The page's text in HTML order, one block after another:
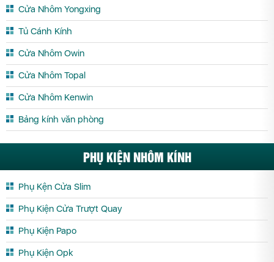
Cửa Nhôm Yongxing
Tủ Cánh Kính
Cửa Nhôm Owin
Cửa Nhôm Topal
Cửa Nhôm Kenwin
Bảng kính văn phòng
PHỤ KIỆN NHÔM KÍNH
Phụ Kện Cửa Slim
Phụ Kiện Cửa Trượt Quay
Phụ Kiện Papo
Phụ Kiện Opk